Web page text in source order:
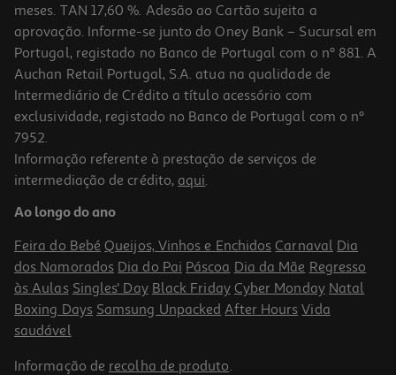
-10%
Livro Anátema De Keri Lake
22.01 €/un
PVP de editor
22,01 €
meses. TAN 17,60 %. Adesão ao Cartão sujeita a
aprovação. Informe-se junto do Oney Bank – Sucursal em
Portugal, registado no Banco de Portugal com o nº 881. A
Auchan Retail Portugal, S.A. atua na qualidade de
Intermediário de Crédito a título acessório com
exclusividade, registado no Banco de Portugal com o nº
7952.
Informação referente à prestação de serviços de
intermediação de crédito, aqui.
Ao longo do ano
Feira do Bebé Queijos, Vinhos e Enchidos Carnaval Dia
dos Namorados Dia do Pai Páscoa Dia da Mãe Regresso
às Aulas Singles' Day Black Friday Cyber Monday Natal
Boxing Days Samsung Unpacked After Hours Vida
saudável
Informação de recolha de produto.